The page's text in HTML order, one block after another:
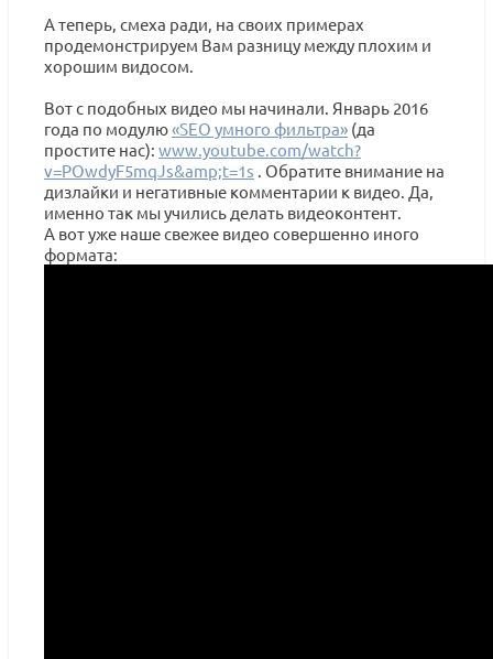
А теперь, смеха ради, на своих примерах
продемонстрируем Вам разницу между плохим и
хорошим видосом.
Вот с подобных видео мы начинали. Январь 2016
года по модулю«SEO умного фильтра» (да
простите нас): www.youtube.com/watch?
v=POwdyF5mqJs&amp;t=1s . Обратите внимание на
дизлайки и негативные комментарии к видео. Да,
именно так мы учились делать видеоконтент.
А вот уже наше свежее видео совершенно иного
формата: